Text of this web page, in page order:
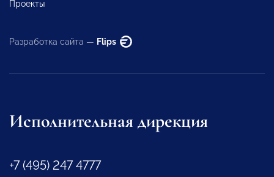
Проекты
Разработка сайта — Flips
Исполнительная дирекция
+7 (495) 247 4777